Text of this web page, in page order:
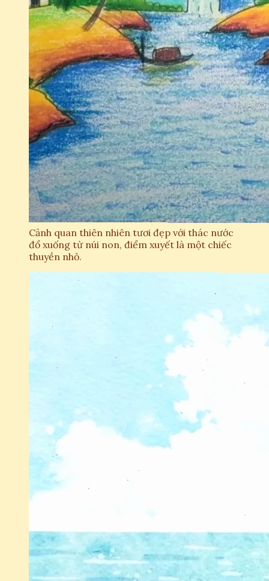
Cảnh quan thiên nhiên tươi đẹp với thác nước
đổ xuống từ núi non, điểm xuyết là một chiếc
thuyền nhỏ.